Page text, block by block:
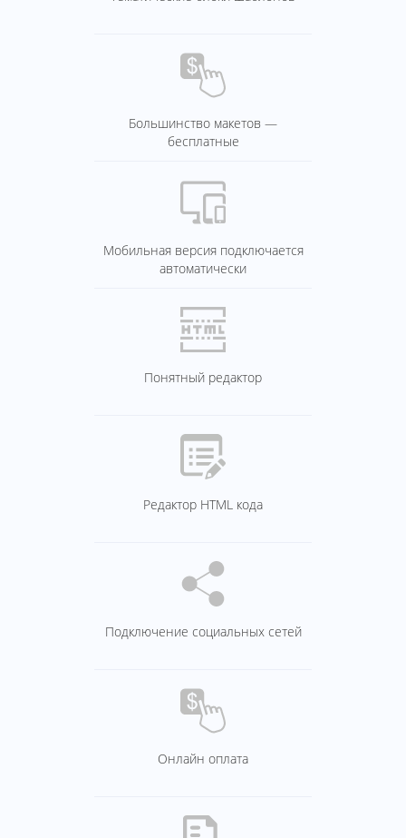
Большинство макетов —
бесплатные
Мобильная версия подключается
автоматически
Понятный редактор
Редактор HTML кода
Подключение социальных сетей
Онлайн оплата